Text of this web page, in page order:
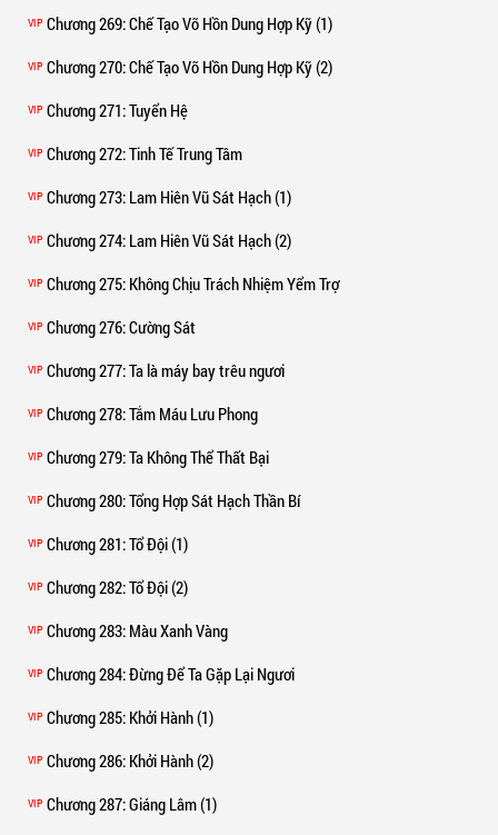
VIP Chương 269: Chế Tạo Võ Hồn Dung Hợp Kỹ (1)
VIP Chương 270: Chế Tạo Võ Hồn Dung Hợp Kỹ (2)
VIP Chương 271: Tuyển Hệ
VIP Chương 272: Tinh Tế Trung Tâm
VIP Chương 273: Lam Hiên Vũ Sát Hạch (1)
VIP Chương 274: Lam Hiên Vũ Sát Hạch (2)
VIP Chương 275: Không Chịu Trách Nhiệm Yểm Trợ
VIP Chương 276: Cường Sát
VIP Chương 277: Ta là máy bay trêu ngươi
VIP Chương 278: Tắm Máu Lưu Phong
VIP Chương 279: Ta Không Thể Thất Bại
VIP Chương 280: Tổng Hợp Sát Hạch Thần Bí
VIP Chương 281: Tổ Đội (1)
VIP Chương 282: Tổ Đội (2)
VIP Chương 283: Màu Xanh Vàng
VIP Chương 284: Đừng Để Ta Gặp Lại Ngươi
VIP Chương 285: Khởi Hành (1)
VIP Chương 286: Khởi Hành (2)
VIP Chương 287: Giáng Lâm (1)